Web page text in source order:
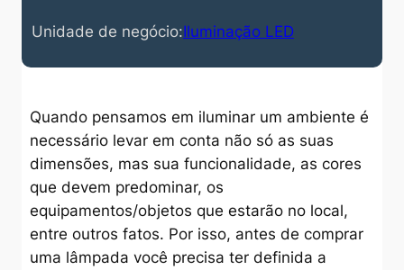
Unidade de negócio:Iluminação LED
Quando pensamos em iluminar um ambiente é
necessário levar em conta não só as suas
dimensões, mas sua funcionalidade, as cores
que devem predominar, os
equipamentos/objetos que estarão no local,
entre outros fatos. Por isso, antes de comprar
uma lâmpada você precisa ter definida a